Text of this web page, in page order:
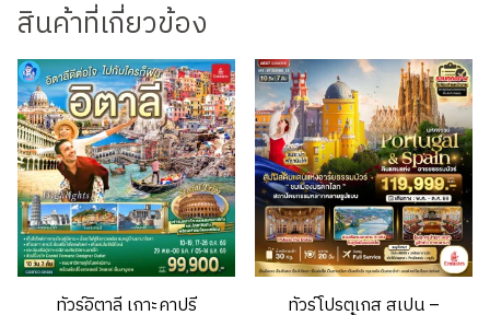
สินค้าที่เกี่ยวข้อง
ทัวร์อิตาลี เกาะคาปรี ทัวร์โปรตุเกส สเปน –